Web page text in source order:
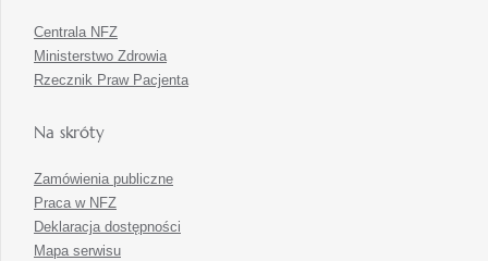
Centrala NFZ
Ministerstwo Zdrowia
Rzecznik Praw Pacjenta
Na skróty
Zamówienia publiczne
Praca w NFZ
Deklaracja dostępności
Mapa serwisu